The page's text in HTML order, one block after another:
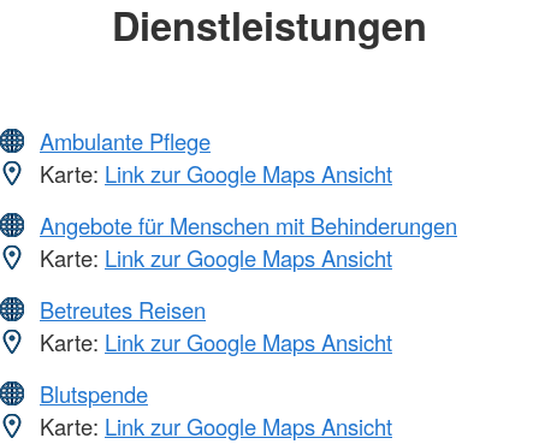
Dienstleistungen
Ambulante Pflege
Karte: Link zur Google Maps Ansicht
Angebote für Menschen mit Behinderungen
Karte: Link zur Google Maps Ansicht
Betreutes Reisen
Karte: Link zur Google Maps Ansicht
Blutspende
Karte: Link zur Google Maps Ansicht